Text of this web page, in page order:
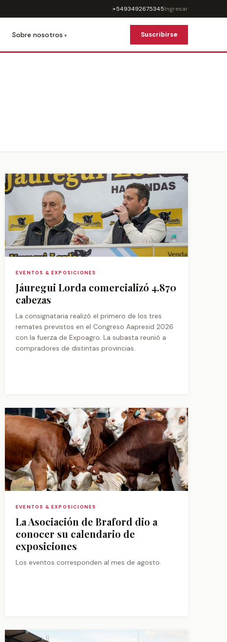
+5493492675345Ingresar
Sobre nosotros Suscribirse
EVENTOS & EXPOSICIONES
Jáuregui Lorda comercializó 4.870
cabezas
La consignataria realizó el primero de los tres
remates previstos en el Congreso Aapresid 2026
con la fuerza de Expoagro. La subasta reunió a
compradores de distintas provincias.
EVENTOS & EXPOSICIONES
La Asociación de Braford dio a
conocer su calendario de
exposiciones
Los eventos corresponden al mes de agosto.